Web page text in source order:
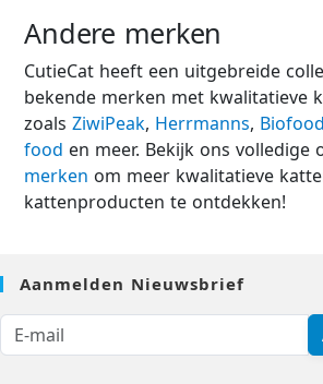
Andere merken
CutieCat heeft een uitgebreide
bekende merken met kwalitatieve
zoalsZiwiPeak, Herrmanns, Biofood
food en meer. Bekijk ons volledige
merken om meer kwalitatieve
kattenproducten te ontdekken!
Aanmelden Nieuwsbrief